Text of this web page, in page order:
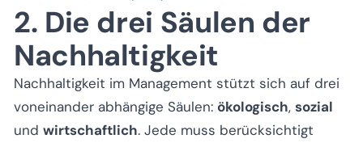
2. Die drei Säulen der
Nachhaltigkeit
Nachhaltigkeit im Management stützt sich auf drei
voneinander abhängige Säulen: ökologisch, sozial
und wirtschaftlich. Jede muss berücksichtigt